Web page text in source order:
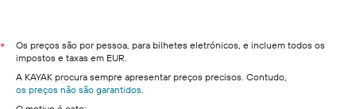
*
Os preços são por pessoa, para bilhetes eletrónicos, e incluem todos os
impostos e taxas em EUR.
A KAYAK procura sempre apresentar preços precisos. Contudo,
os preços não são garantidos.